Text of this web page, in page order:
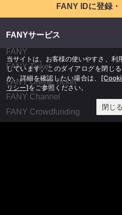
FANY IDに登録
FANYサービス
FANY
FANY Ticket
FANY Online Ticket
FANY Channel
FANY Crowdfunding
当サイトは、お客様の使いやすさ、
しています。このダイアログを閉じ
か、詳細を確認したい場合は、
リシー]をご参照ください。
閉じる